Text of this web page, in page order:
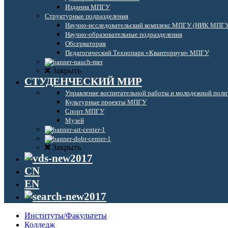
Издания МПГУ
Структурные подразделения
Научно-исследовательский комплекс МПГУ (НИК
Научно-образовательные подразделения
Обсерватория
Педагогический Технопарк «Кванториум» МПГУ
Закрыть
СТУДЕНЧЕСКИЙ МИР
Управление воспитательной работы и молодежной
Культурные проекты МПГУ
Спорт МПГУ
Музей
Закрыть
CN
EN
Институты/Факультеты
Колледж